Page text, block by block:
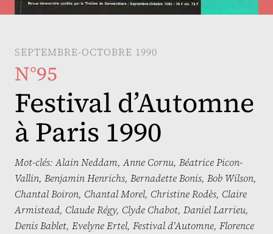
SEPTEMBRE-OCTOBRE 1990
N°95
Festival d’Automne
à Paris 1990
Mot-clés:Alain Neddam,Anne Cornu, Béatrice Picon-
Vallin, Benjamin Henrichs, Bernadette Bonis, Bob Wilson,
Chantal Boiron, Chantal Morel, Christine Rodès, Claire
Armistead, Claude Régy, Clyde Chabot, Daniel Larrieu,
Denis Bablet, Evelyne Ertel, Festival d'Automne, Florence